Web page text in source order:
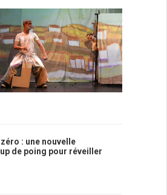
: une nouvelle
de poing pour réveiller